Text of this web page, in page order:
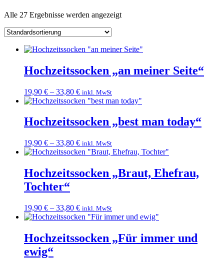
Alle 27 Ergebnisse werden angezeigt
Hochzeitssocken „an meiner Seite“
19,90 € – 33,80 € inkl. MwSt
Hochzeitssocken „best man today“
19,90 € – 33,80 € inkl. MwSt
Hochzeitssocken „Braut, Ehefrau,
Tochter“
19,90 € – 33,80 € inkl. MwSt
Hochzeitssocken „Für immer und
ewig“